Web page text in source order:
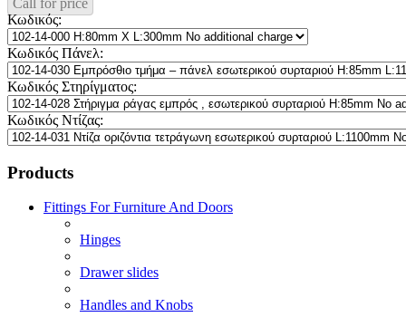
Κωδικός:
Κωδικός Πάνελ:
Κωδικός Στηρίγματος:
Κωδικός Ντίζας:
Products
Fittings For Furniture And Doors
Hinges
Drawer slides
Handles and Knobs